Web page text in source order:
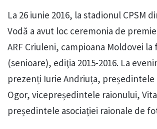
La 26 iunie 2016, la stadionul CPSM
Vodă a avut loc ceremonia de
ARF Criuleni, campioana Moldovei
(senioare), ediţia 2015-2016. La
prezenți Iurie Andriuța,
Ogor, vicepreședintele raionului,
președintele asociației raionale de